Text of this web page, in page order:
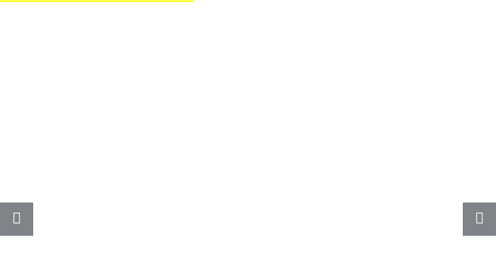
db md Symposium „anders!